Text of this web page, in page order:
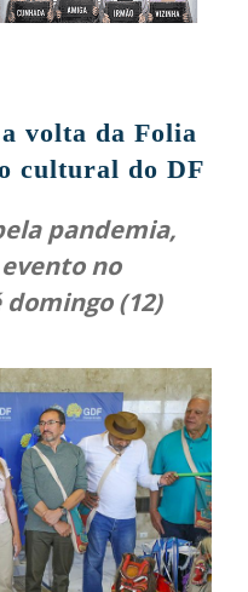
volta da Folia
cultural do DF
pandemia,
no
(12)